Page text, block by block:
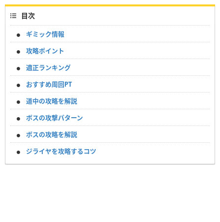
目次
ギミック情報
攻略ポイント
適正ランキング
おすすめ周回PT
道中の攻略を解説
ボスの攻撃パターン
ボスの攻略を解説
ジライヤを攻略するコツ